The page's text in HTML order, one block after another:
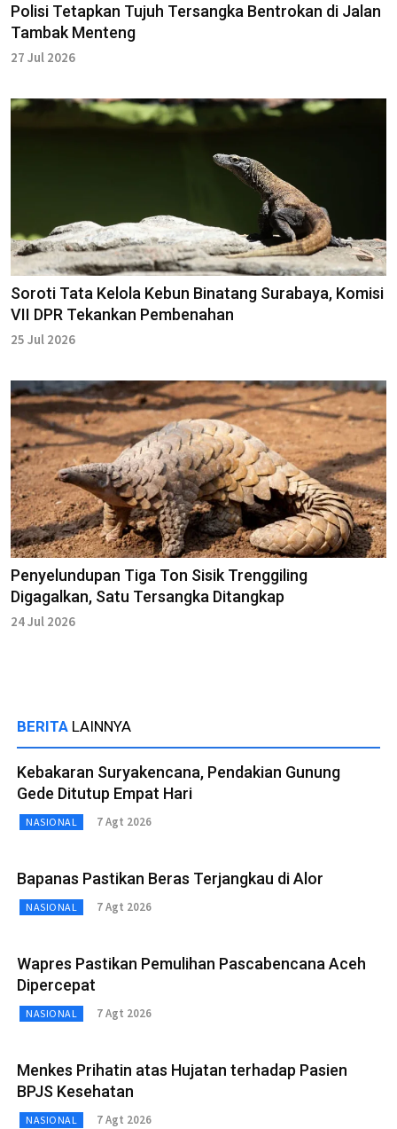
Polisi Tetapkan Tujuh Tersangka Bentrokan di Jalan
Tambak Menteng
27 Jul 2026
Soroti Tata Kelola Kebun Binatang Surabaya, Komisi
VII DPR Tekankan Pembenahan
25 Jul 2026
Penyelundupan Tiga Ton Sisik Trenggiling
Digagalkan, Satu Tersangka Ditangkap
24 Jul 2026
BERITA LAINNYA
Kebakaran Suryakencana, Pendakian Gunung
Gede Ditutup Empat Hari
NASIONAL 7 Agt 2026
Bapanas Pastikan Beras Terjangkau di Alor
NASIONAL 7 Agt 2026
Wapres Pastikan Pemulihan Pascabencana Aceh
Dipercepat
NASIONAL 7 Agt 2026
Menkes Prihatin atas Hujatan terhadap Pasien
BPJS Kesehatan
NASIONAL 7 Agt 2026